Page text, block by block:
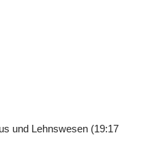
und Lehnswesen (19:17